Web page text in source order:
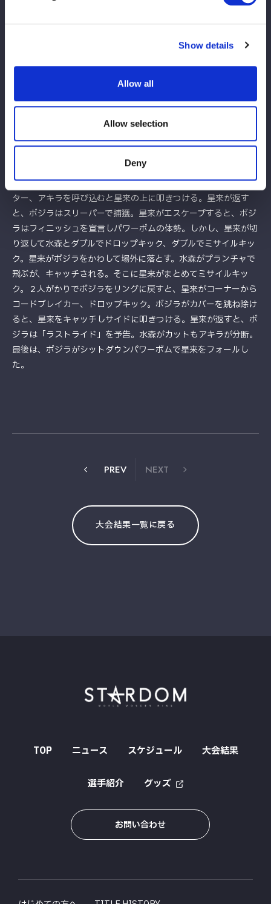
Show details
Allow all
Allow selection
Deny
キック、ボディースラム。水森が返すと、アキラが河津落としの
キラへラリアット、ネックブリーカー。アキラが返すがドロップ
てドロップキック。ボジラがタッチを申し出て星来のドロップキ
ックをかわすと、マットに叩きつける。星来が先を読んでラリア
ット、コーナーからダイブ。ボジラがキャッチして旋回フォール
サンドイッチ式ドロップキックで合体。水森と星来がダブルでブ
レーンバスターの構え。しかし、ボジラがまとめてブレーンバス
ター、アキラを呼び込むと星来の上に叩きつける。星来が返す
と、ボジラはスリーパーで捕獲。星来がエスケープすると、ボジ
ラはフィニッシュを宣言しパワーボムの体勢。しかし、星来が切
り返して水森とダブルでドロップキック、ダブルでミサイルキッ
ク。星来がボジラをかわして場外に落とす。水森がプランチャで
飛ぶが、キャッチされる。そこに星来がまとめてミサイルキッ
ク。２人がかりでボジラをリングに戻すと、星来がコーナーから
コードブレイカー、ドロップキック。ボジラがカバーを跳ね除け
ると、星来をキャッチしサイドに叩きつける。星来が返すと、ボ
ジラは「ラストライド」を予告。水森がカットもアキラが分断。
最後は、ボジラがシットダウンパワーボムで星来をフォールし
た。
PREV NEXT
大会結果一覧に戻る
TOP ニュース スケジュール 大会結果
選手紹介 グッズ
お問い合わせ